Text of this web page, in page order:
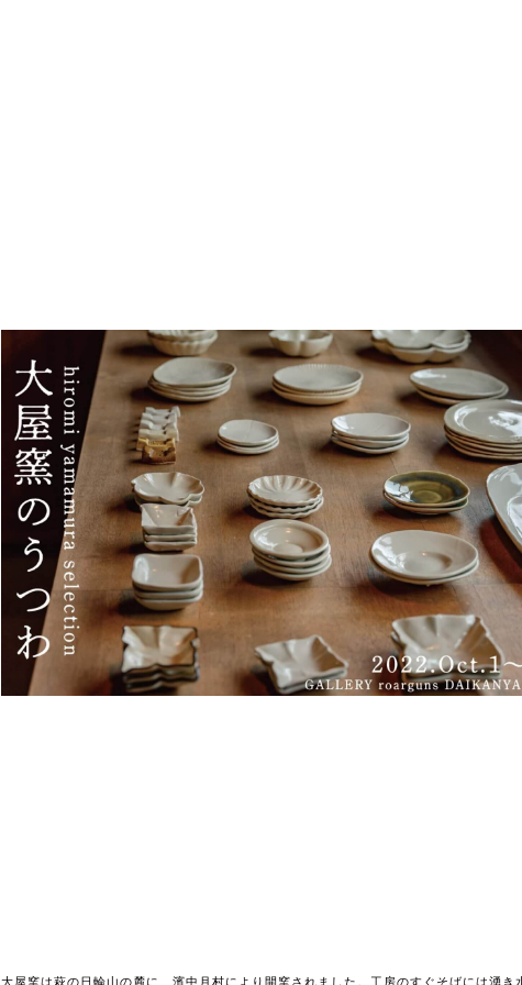
大屋窯は萩の日輪山の麓に、濱中月村により開窯されました。工房のすぐそばには湧き